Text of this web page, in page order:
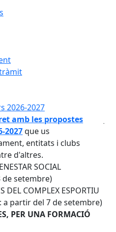
2026-2027
amb les propostes
2027que us
entitats i clubs
d'altres.
SOCIAL
de setembre)
DEL COMPLEX ESPORTIU
a partir del 7 de setembre)
PER UNA FORMACIÓ